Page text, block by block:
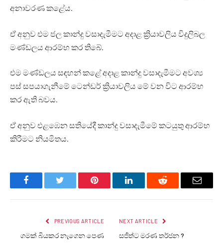
අනාවරණ කළේය.
ඒ අනුව එම ජල කාන්දු වසාදැමීමට අදාළ ක්‍රියාවලිය විදුලිබල
මණ්ඩලය ආරම්භ කර තිබේ.
එම මණ්ඩලය සඳහන් කළේ අදාළ කාන්දු වසාදැමීමට අවශ්‍ය
පස් සපයාගැනීමේ ටෙන්ඩර් ක්‍රියාවලිය මේ වන විට ආරම්භ
කර ඇති බවය.
ඒ අනුව එළඹෙන සතියේදී කාන්දු වසාදැමීමේ කටයුතු ආරම්භ
කිරීමට නියමිතය.
FacebookTwitter Pinterest LinkedInReddit Email
PREVIOUS ARTICLE
ගමක් බියකර නැගෙන පෙණ
NEXT ARTICLE
සජිත්ට මරණ තර්ජන ?